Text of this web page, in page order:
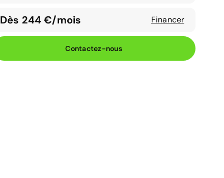
Dès 244 €/mois Financer
Contactez-nous